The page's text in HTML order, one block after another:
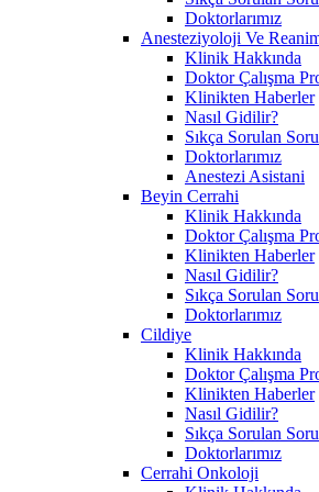
Doktorlarımız
Anesteziyoloji Ve
Klinik Hakkında
Doktor Çalışma
Klinikten Haberler
Nasıl Gidilir?
Sıkça Sorulan
Doktorlarımız
Anestezi Asistani
Beyin Cerrahi
Klinik Hakkında
Doktor Çalışma
Klinikten Haberler
Nasıl Gidilir?
Sıkça Sorulan
Doktorlarımız
Cildiye
Klinik Hakkında
Doktor Çalışma
Klinikten Haberler
Nasıl Gidilir?
Sıkça Sorulan
Doktorlarımız
Cerrahi Onkoloji